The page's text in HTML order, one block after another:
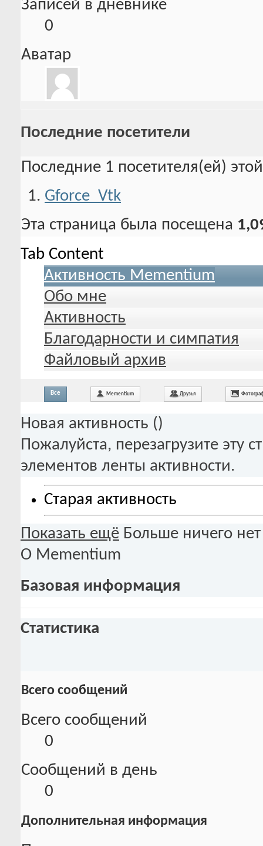
Записей в дневнике
0
Аватар
Последние посетители
Последние 1 посетителя(ей)
Gforce_Vtk
Эта страница была посещена
Tab Content
Активность Mementium
Обо мне
Активность
Благодарности и симпатия
Файловый архив
Все Mementium Друзья
Новая активность ()
Пожалуйста, перезагрузите эту
элементов ленты активности.
Старая активность
Показать ещё Больше ничего нет
О Mementium
Базовая информация
Статистика
Всего сообщений
Всего сообщений
0
Сообщений в день
0
Дополнительная информация